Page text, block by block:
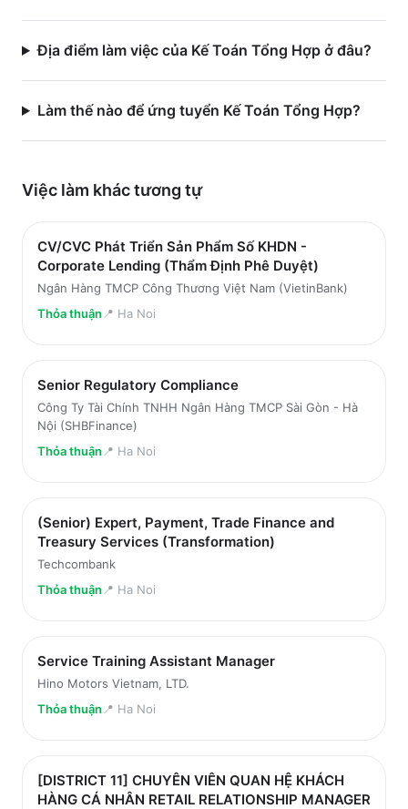
Địa điểm làm việc của Kế Toán Tổng Hợp ở đâu?
Làm thế nào để ứng tuyển Kế Toán Tổng Hợp?
Việc làm kháctương tự
CV/CVC Phát Triển Sản Phẩm Số KHDN -
Corporate Lending (Thẩm Định Phê Duyệt)
Ngân Hàng TMCP Công Thương Việt Nam (VietinBank)
Thỏa thuận 📍 Ha Noi
Senior Regulatory Compliance
Công Ty Tài Chính TNHH Ngân Hàng TMCP Sài Gòn - Hà
Nội (SHBFinance)
Thỏa thuận 📍 Ha Noi
(Senior) Expert, Payment, Trade Finance and
Treasury Services (Transformation)
Techcombank
Thỏa thuận 📍 Ha Noi
Service Training Assistant Manager
Hino Motors Vietnam, LTD.
Thỏa thuận 📍 Ha Noi
[DISTRICT 11] CHUYÊN VIÊN QUAN HỆ KHÁCH
HÀNG CÁ NHÂN RETAIL RELATIONSHIP MANAGER